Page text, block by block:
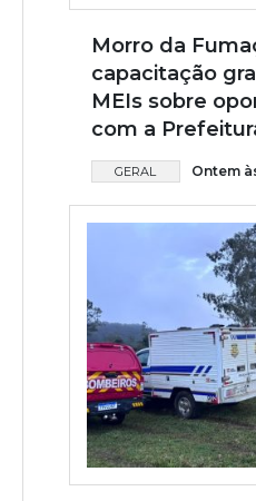
Morro da
capacitação
MEIs sobre
com a
GERAL Ontem